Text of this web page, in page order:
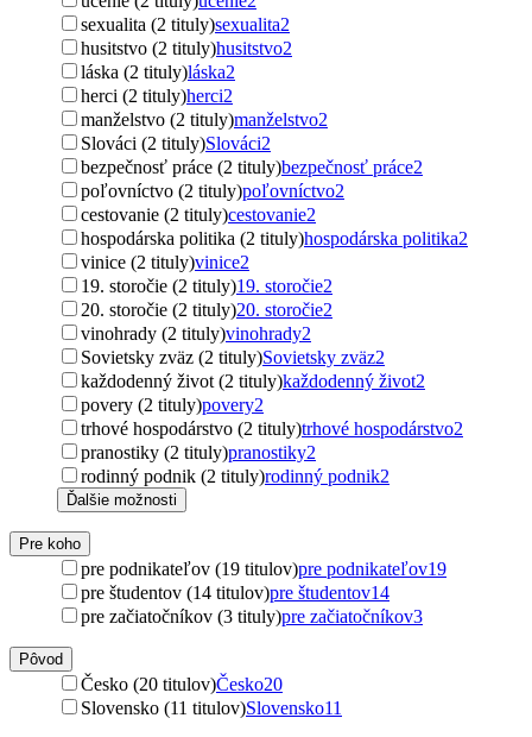
sexualita (2 tituly)sexualita2
husitstvo (2 tituly)husitstvo2
láska (2 tituly)láska2
herci (2 tituly)herci2
manželstvo (2 tituly)manželstvo2
Slováci (2 tituly)Slováci2
bezpečnosť práce (2 tituly)bezpečnosť práce2
poľovníctvo (2 tituly)poľovníctvo2
cestovanie (2 tituly)cestovanie2
hospodárska politika (2 tituly)hospodárska politika2
vinice (2 tituly)vinice2
19. storočie (2 tituly)19. storočie2
20. storočie (2 tituly)20. storočie2
vinohrady (2 tituly)vinohrady2
Sovietsky zväz (2 tituly)Sovietsky zväz2
každodenný život (2 tituly)každodenný život2
povery (2 tituly)povery2
trhové hospodárstvo (2 tituly)trhové hospodárstvo2
pranostiky (2 tituly)pranostiky2
rodinný podnik (2 tituly)rodinný podnik2
Ďalšie možnosti
Pre koho
pre podnikateľov (19 titulov)pre podnikateľov19
pre študentov (14 titulov)pre študentov14
pre začiatočníkov (3 tituly)pre začiatočníkov3
Pôvod
Česko (20 titulov)Česko20
Slovensko (11 titulov)Slovensko11